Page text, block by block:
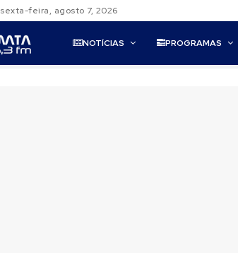
sexta-feira, agosto 7, 2026
NOTÍCIAS PROGRAMAS